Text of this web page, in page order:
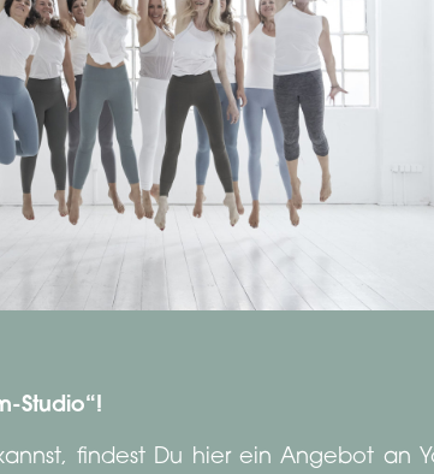
Studio“!
findest Du hier ein Angebot an